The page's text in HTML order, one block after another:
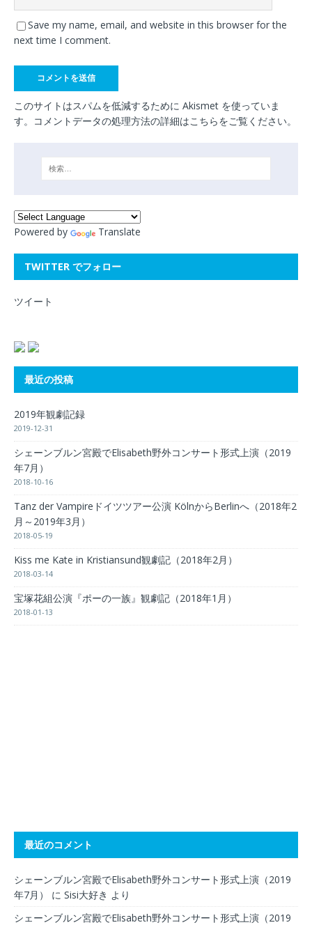
Save my name, email, and website in this browser for the
next time I comment.
このサイトはスパムを低減するために Akismet を使っていま
す。 コメントデータの処理方法の詳細はこちらをご覧ください。
Powered by Translate
TWITTER でフォロー
ツイート
最近の投稿
2019年観劇記録
2019-12-31
シェーンブルン宮殿でElisabeth野外コンサート形式上演（2019
年7月）
2018-10-16
Tanz der Vampireドイツツアー公演 KölnからBerlinへ（2018年2
月～2019年3月）
2018-05-19
Kiss me Kate in Kristiansund観劇記（2018年2月）
2018-03-14
宝塚花組公演『ポーの一族』観劇記（2018年1月）
2018-01-13
最近のコメント
シェーンブルン宮殿でElisabeth野外コンサート形式上演（2019
年7月）
に Sisi大好き より
シェーンブルン宮殿でElisabeth野外コンサート形式上演（2019